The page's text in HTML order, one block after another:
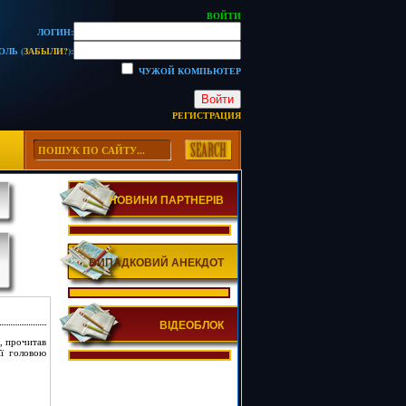
ВОЙТИ
ЛОГИН:
(ЗАБЫЛИ?):
ЧУЖОЙ КОМПЬЮТЕР
Войти
РЕГИСТРАЦИЯ
прочитав
головою
НОВИНИ ПАРТНЕРІВ
ВИПАДКОВИЙ АНЕКДОТ
ВІДЕОБЛОК